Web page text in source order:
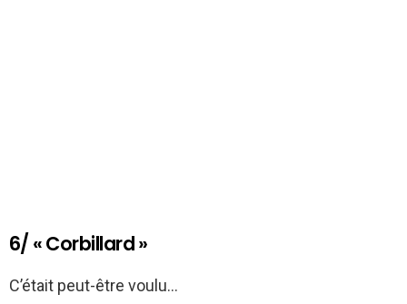
6/ « Corbillard »
C’était peut-être voulu…